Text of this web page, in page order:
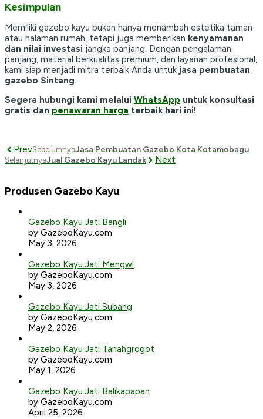
Kesimpulan
Memiliki gazebo kayu bukan hanya menambah estetika taman
atau halaman rumah, tetapi juga memberikan kenyamanan
dan nilai investasi jangka panjang. Dengan pengalaman
panjang, material berkualitas premium, dan layanan profesional,
kami siap menjadi mitra terbaik Anda untuk jasa pembuatan
gazebo Sintang.
Segera hubungi kami melalui WhatsApp untuk konsultasi
gratis dan penawaran harga terbaik hari ini!
PrevSebelumnyaJasa Pembuatan Gazebo Kota Kotamobagu
SelanjutnyaJual Gazebo Kayu Landak Next
Produsen Gazebo Kayu
Gazebo Kayu Jati Bangli
by GazeboKayu.com
May 3, 2026
Gazebo Kayu Jati Mengwi
by GazeboKayu.com
May 3, 2026
Gazebo Kayu Jati Subang
by GazeboKayu.com
May 2, 2026
Gazebo Kayu Jati Tanahgrogot
by GazeboKayu.com
May 1, 2026
Gazebo Kayu Jati Balikapapan
by GazeboKayu.com
April 25, 2026